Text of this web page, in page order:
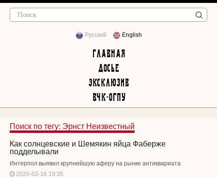
Русский English
Главная
Досье
Эксклюзив
ВЧК-ОГПУ
Поиск по тегу: Эрнст Неизвестный
Как солнцевские и Шемякин яйца Фаберже
подделывали
Интерпол выявил крупнейшую аферу на рынке антиквариата
2020-02-16 19:35